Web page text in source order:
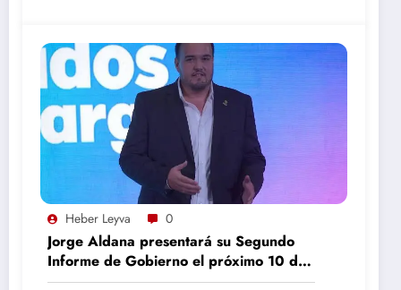
Heber Leyva 0
Jorge Aldana presentará su Segundo
Informe de Gobierno el próximo 10 de
septiembre en Camargo